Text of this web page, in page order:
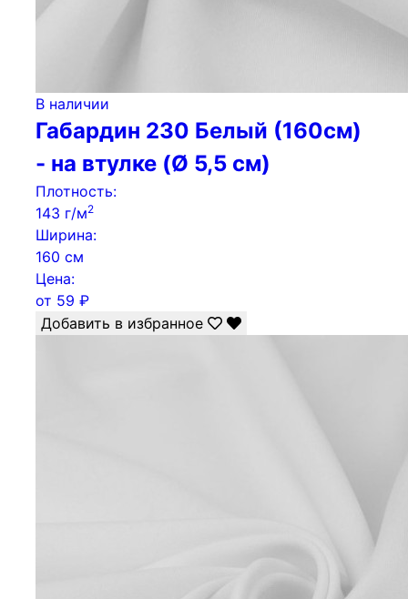
В наличии
Габардин 230 Белый (160см)
- на втулке (Ø 5,5 см)
Плотность:
143 г/м2
Ширина:
160 см
Цена:
от 59 ₽
Добавить в избранное